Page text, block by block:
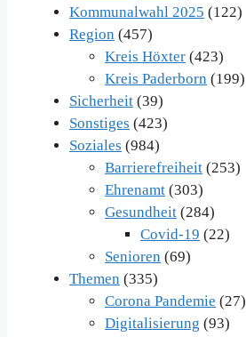
Kommunalwahl 2025 (122)
Region (457)
Kreis Höxter (423)
Kreis Paderborn (199)
Sicherheit (39)
Sonstiges (423)
Soziales (984)
Barrierefreiheit (253)
Ehrenamt (303)
Gesundheit (284)
Covid-19 (22)
Senioren (69)
Themen (335)
Corona Pandemie (27)
Digitalisierung (93)